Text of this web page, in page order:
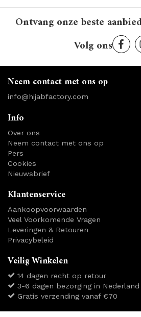
Ontvang onze beste
Volg ons
Neem contact met ons op
info@hijabfactory.com
Info
Over ons
Neem contact met ons op
Pers
Cookies
Nieuwsbrief
Klantenservice
Aankoopvoorwaarden
Veel Voorkomende Vragen
Leveringen & Retouren
Privacybeleid
Veilig Winkelen
14 dagen recht op retour
3-6 dagen bezorging in Nederland
Gratis verzending vanaf €70